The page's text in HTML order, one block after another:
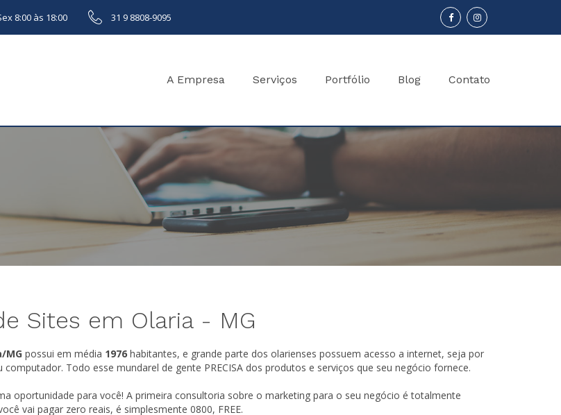
8:00 às 18:00 31 9 8808-9095
A Empresa Serviços Portfólio Blog Contato
Sites em Olaria - MG
MG possui em média 1976habitantes, e grande parte dos olarienses possuem acesso a internet, seja por
Todo esse mundarel de gente PRECISA dos produtos e serviços que seu negócio fornece.
oportunidade para você! A primeira consultoria sobre o marketing para o seu negócio é totalmente
vai pagar zero reais, é simplesmente 0800, FREE.